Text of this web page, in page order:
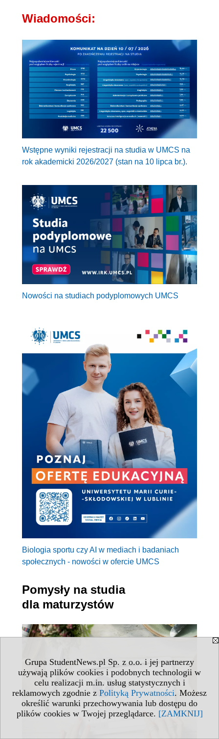
Grupa StudentNews.pl Sp. z o.o. i jej partnerzy
używają plików cookies i podobnych technologii w
celu realizacji m.in. usług statystycznych i
reklamowych zgodnie z Polityką Prywatności. Możesz
określić warunki przechowywania lub dostępu do
plików cookies w Twojej przeglądarce. [ZAMKNIJ]
Wiadomości:
Wstępne wyniki rejestracji na studia w UMCS na
rok akademicki 2026/2027 (stan na 10 lipca br.).
Nowości na studiach podyplomowych UMCS
Biologia sportu czy AI w mediach i badaniach
społecznych - nowości w ofercie UMCS
Pomysły na studia
dla maturzystów